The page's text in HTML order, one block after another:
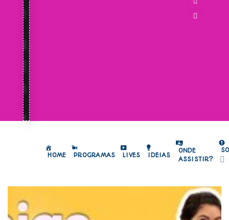
HOME PROGRAMAS LIVES IDEIAS
ONDE
ASSISTIR?